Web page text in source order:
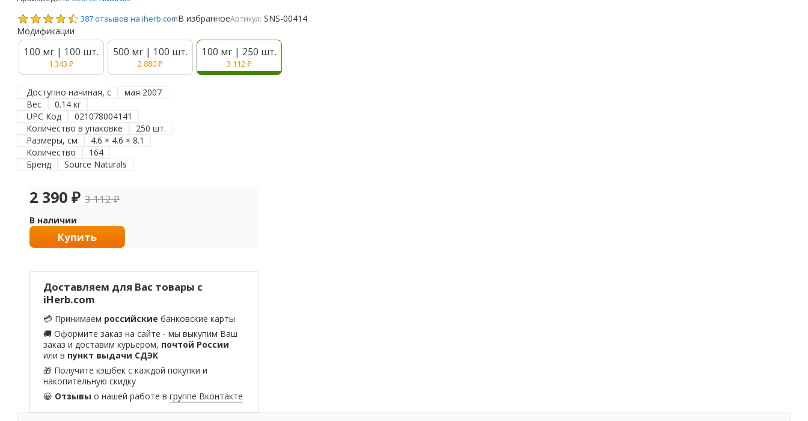
387 отзывов на iherb.comВ избранноеАртикул: SNS-00414
Модификации
100 мг | 100 шт.
1 343 ₽
500 мг | 100 шт.
2 880₽
100 мг | 250 шт.
3 112₽
Доступно начиная, с
мая 2007
Вес
0.14 кг
UPC Код
021078004141
Количество в упаковке
250 шт.
Размеры, см
4.6 × 4.6 × 8.1
Количество
164
Бренд
Source Naturals
2 390 ₽ 3 112₽
В наличии
Купить
Доставляем для Вас товары с
iHerb.com
💳 Принимаем российские банковские карты
🚚 Оформите заказ на сайте - мы выкупим Ваш
заказ и доставим курьером, почтой России
или в пункт выдачи СДЭК
🎁 Получите кэшбек с каждой покупки и
накопительную скидку
😀 Отзывы о нашей работе вгруппе Вконтакте